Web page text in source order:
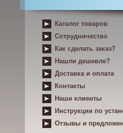
Каталог товаров
Сотрудничество
Как сделать заказ?
Нашли дешевле?
Доставка и оплата
Контакты
Наши клиенты
Инструкции по
Отзывы и